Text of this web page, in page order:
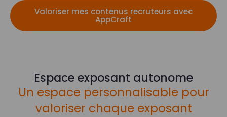
Valoriser mes contenus recruteurs avec
AppCraft
Espace exposant autonome
Un espace personnalisable pour
valoriser chaque exposant